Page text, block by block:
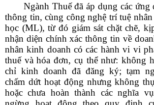
Ngành Thuế đã áp dụng các ứng
thông tin, cùng công nghệ trí tuệ
học (ML), từ đó giám sát chặt chẽ,
nhận diện chính xác thông tin về
nhân kinh doanh có các hành vi vi
thuế và hóa đơn, cụ thể như: không
chỉ kinh doanh đã đăng ký; tạm
chấm dứt hoạt động nhưng không
hoặc chưa hoàn thành các nghĩa